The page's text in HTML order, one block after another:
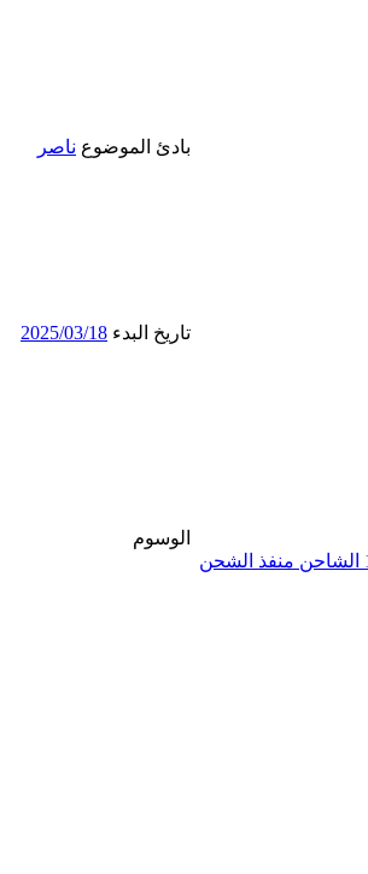
بادئ الموضوع ناصر
تاريخ البدء 2025/03/18
الوسوم
الشاحن منفذ الشحن